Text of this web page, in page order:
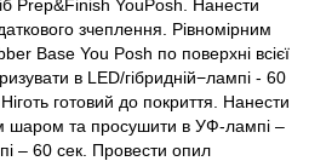
Prep&Finish YouPosh. Нанести
зчеплення. Рівномірним
Base You Posh по поверхні всієї
в LED/гібридній−лампі - 60
готовий до покриття. Нанести
шаром та просушити в УФ-лампі –
– 60 сек. Провести опил